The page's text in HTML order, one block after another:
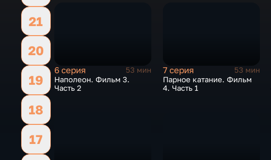
21
20
19
18
17
6 серия
53 мин
Наполеон. Фильм 3.
Часть 2
7 серия
53 мин
Парное катание. Фильм
4. Часть 1